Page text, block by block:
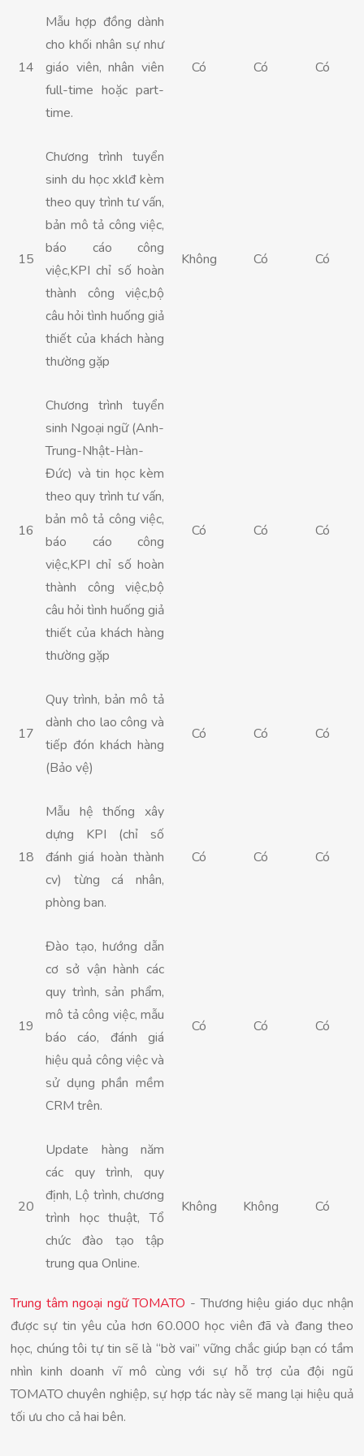
14
Mẫu hợp đồng dành
cho khối nhân sự như
giáo viên, nhân viên
full-time hoặc part-
time.
Có Có Có
15
Chương trình tuyển
sinh du học xklđ kèm
theo quy trình tư vấn,
bản mô tả công việc,
báo cáo công
việc,KPI chỉ số hoàn
thành công việc,bộ
câu hỏi tình huống giả
thiết của khách hàng
thường gặp
Không Có Có
16
Chương trình tuyển
sinh Ngoại ngữ (Anh-
Trung-Nhật-Hàn-
Đức) và tin học kèm
theo quy trình tư vấn,
bản mô tả công việc,
báo cáo công
việc,KPI chỉ số hoàn
thành công việc,bộ
câu hỏi tình huống giả
thiết của khách hàng
thường gặp
Có Có Có
17
Quy trình, bản mô tả
dành cho lao công và
tiếp đón khách hàng
(Bảo vệ)
Có Có Có
18
Mẫu hệ thống xây
dựng KPI (chỉ số
đánh giá hoàn thành
cv) từng cá nhân,
phòng ban.
Có Có Có
19
Đào tạo, hướng dẫn
cơ sở vận hành các
quy trình, sản phẩm,
mô tả công việc, mẫu
báo cáo, đánh giá
hiệu quả công việc và
sử dụng phần mềm
CRM trên.
Có Có Có
20
Update hàng năm
các quy trình, quy
định, Lộ trình, chương
trình học thuật, Tổ
chức đào tạo tập
trung qua Online.
Không Không Có
Trung tâm ngoại ngữ TOMATO - Thương hiệu giáo dục nhận
được sự tin yêu của hơn 60.000 học viên đã và đang theo
học, chúng tôi tự tin sẽ là “bờ vai” vững chắc giúp bạn có tầm
nhìn kinh doanh vĩ mô cùng với sự hỗ trợ của đội ngũ
TOMATO chuyên nghiệp, sự hợp tác này sẽ mang lại hiệu quả
tối ưu cho cả hai bên.